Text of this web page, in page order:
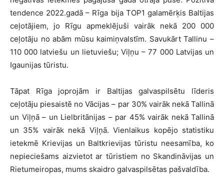
tendence 2022.gadā – Rīga bija TOP1 galamērķis Baltijas
ceļotājiem, jo Rīgu apmeklējuši vairāk nekā 200 000
ceļotāju no abām mūsu kaimiņvalstīm. Savukārt Tallinu –
110 000 latviešu un lietuviešu; Viļņu – 77 000 Latvijas un
Igaunijas tūristu.
Tāpat Rīga joprojām ir Baltijas galvaspilsētu līderis
ceļotāju piesaistē no Vācijas – par 30% vairāk nekā Tallinā
un Viļņā – un Lielbritānijas – par 45% vairāk nekā Tallinā
un 35% vairāk nekā Viļņā. Vienlaikus kopējo statistiku
ietekmē Krievijas un Baltkrievijas tūristu neesamība, ko
nepieciešams aizvietot ar tūristiem no Skandināvijas un
Rietumeiropas, mums skaidro galvaspilsētas pašvaldība.